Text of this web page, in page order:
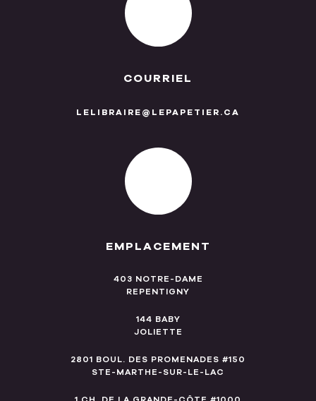
COURRIEL
LELIBRAIRE@LEPAPETIER.CA
EMPLACEMENT
403 NOTRE-DAME
REPENTIGNY
144 BABY
JOLIETTE
2801 BOUL. DES PROMENADES #150
STE-MARTHE-SUR-LE-LAC